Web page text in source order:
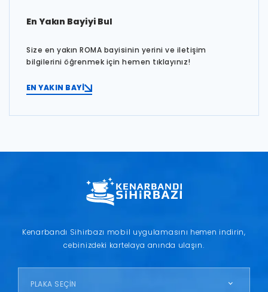
En Yakın Bayiyi Bul
Size en yakın ROMA bayisinin yerini ve iletişim
bilgilerini öğrenmek için hemen tıklayınız!
EN YAKIN BAYİ
Kenarbandı Sihirbazı mobil uygulamasını hemen indirin,
cebinizdeki kartelaya anında ulaşın.
PLAKA SEÇİN